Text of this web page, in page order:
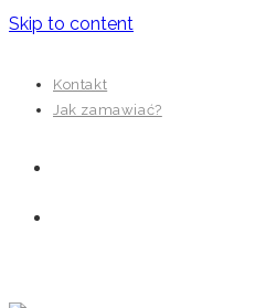
Skip to content
Kontakt
Jak zamawiać?